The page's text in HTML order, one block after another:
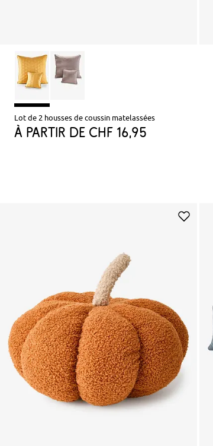
Lot de 2 housses de coussin matelassées
à partir de CHF 16,95